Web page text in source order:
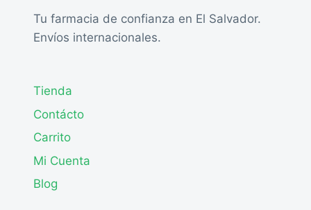
Tu farmacia de confianza en El Salvador.
Envíos internacionales.
Tienda
Contácto
Carrito
Mi Cuenta
Blog